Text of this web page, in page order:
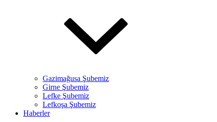
Gazimağusa Şubemiz
Girne Şubemiz
Lefke Şubemiz
Lefkoşa Şubemiz
Haberler